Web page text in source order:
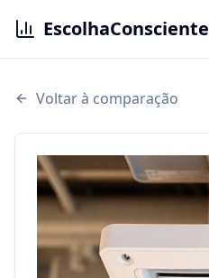
EscolhaConsciente
Voltar à comparação